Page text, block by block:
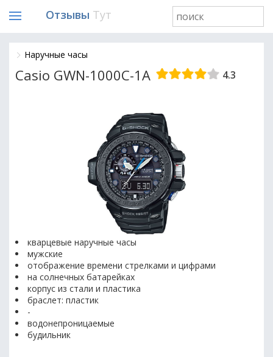
Отзывы Тут
Наручные часы
Casio GWN-1000C-1A 4.3
кварцевые наручные часы
мужские
отображение времени стрелками и цифрами
на солнечных батарейках
корпус из стали и пластика
браслет: пластик
-
водонепроницаемые
будильник